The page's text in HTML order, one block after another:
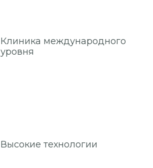
Клиника международного
уровня
Высокие технологии